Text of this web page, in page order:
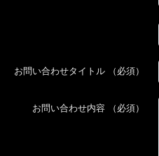
お問い合わせタイトル （必須）
お問い合わせ内容 （必須）